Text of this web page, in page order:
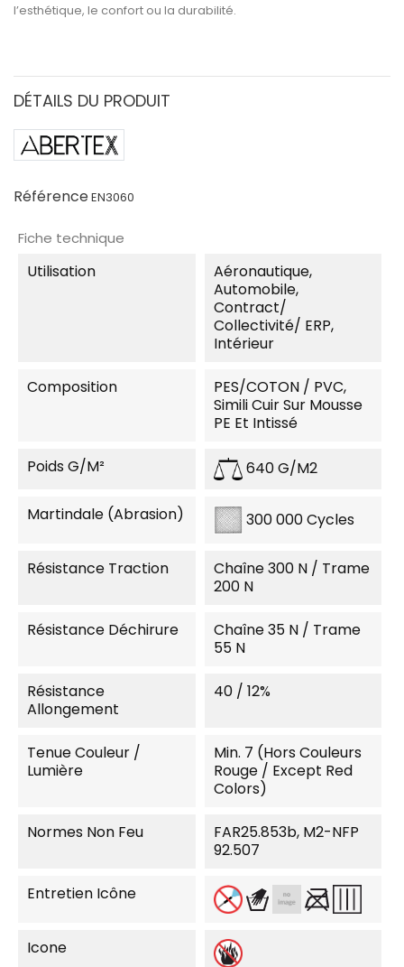
l’esthétique, le confort ou la durabilité.
DÉTAILS DU PRODUIT
RéférenceEN3060
Fiche technique
Utilisation
Aéronautique,
Automobile,
Contract/
Collectivité/ ERP,
Intérieur
Composition
PES/COTON / PVC,
Simili Cuir Sur Mousse
PE Et Intissé
Poids G/m² 640 G/m2
Martindale (Abrasion) 300 000 Cycles
Résistance Traction
Chaîne 300 N / Trame
200 N
Résistance Déchirure
Chaîne 35 N / Trame
55 N
Résistance
Allongement
40 / 12%
Tenue Couleur /
Lumière
Min. 7 (Hors Couleurs
Rouge / Except Red
Colors)
Normes Non Feu
FAR25.853b, M2-NFP
92.507
Entretien Icône
Icone